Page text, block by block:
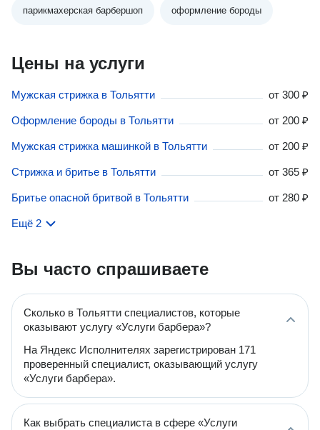
парикмахерская барбершоп оформление бороды
Цены на услуги
Мужская стрижка в Тольятти от 300 ₽
Оформление бороды в Тольятти от 200 ₽
Мужская стрижка машинкой в Тольятти от 200 ₽
Стрижка и бритье в Тольятти от 365 ₽
Бритье опасной бритвой в Тольятти от 280 ₽
Ещё 2
Вы часто спрашиваете
Сколько в Тольятти специалистов, которые
оказывают услугу «Услуги барбера»?
На Яндекс Исполнителях зарегистрирован 171
проверенный специалист, оказывающий услугу
«Услуги барбера».
Как выбрать специалиста в сфере «Услуги